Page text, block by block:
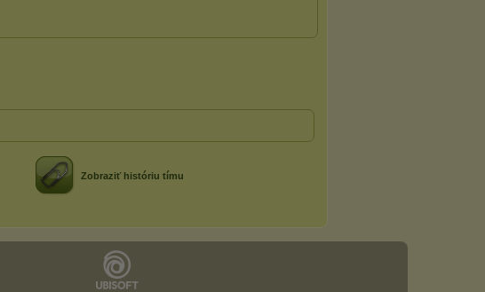
Zobraziť históriu tímu